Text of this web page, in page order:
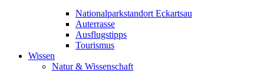
Nationalparkstandort Eckartsau
Auterrasse
Ausflugstipps
Tourismus
Wissen
Natur & Wissenschaft